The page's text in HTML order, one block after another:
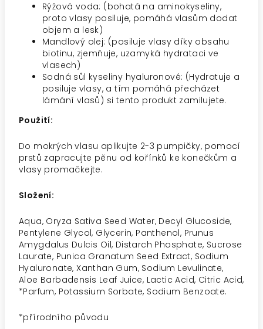
Rýžová voda: (bohatá na aminokyseliny,
proto vlasy posiluje, pomáhá vlasům dodat
objem a lesk)
Mandlový olej: (posiluje vlasy díky obsahu
biotinu, zjemňuje, uzamyká hydrataci ve
vlasech)
Sodná sůl kyseliny hyaluronové: (Hydratuje a
posiluje vlasy, a tím pomáhá přecházet
lámání vlasů) si tento produkt zamilujete.
Použití:
Do mokrých vlasu aplikujte 2-3 pumpičky, pomocí
prstů zapracujte pěnu od kořínků ke konečkům a
vlasy promačkejte.
Složení:
Aqua, Oryza Sativa Seed Water, Decyl Glucoside,
Pentylene Glycol, Glycerin, Panthenol, Prunus
Amygdalus Dulcis Oil, Distarch Phosphate, Sucrose
Laurate, Punica Granatum Seed Extract, Sodium
Hyaluronate, Xanthan Gum, Sodium Levulinate,
Aloe Barbadensis Leaf Juice, Lactic Acid, Citric Acid,
*Parfum, Potassium Sorbate, Sodium Benzoate.
*přírodního původu